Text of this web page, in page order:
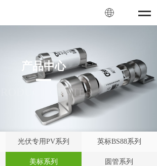
产品中心
PRODUCT CENTER
光伏专用PV系列 英标BS88系列
美标系列 圆管系列